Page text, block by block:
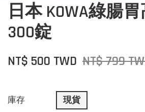
日本 KOWA綠腸
300錠
NT$ 500 TWD NT$ 799
庫存 現貨